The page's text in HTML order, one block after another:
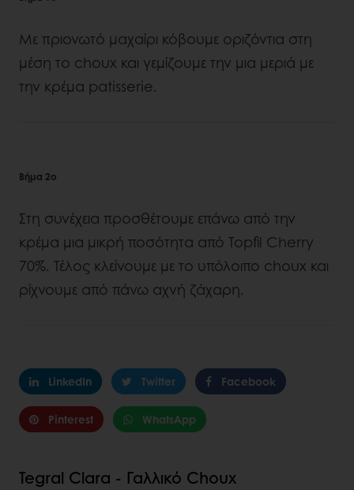
Με πριονωτό μαχαίρι κόβουμε οριζόντια στη
μέση το choux και γεμίζουμε την μια μεριά με
την κρέμα patisserie.
Βήμα 2ο
Στη συνέχεια προσθέτουμε επάνω από την
κρέμα μια μικρή ποσότητα από Topfil Cherry
70%. Τέλος κλείνουμε με το υπόλοιπο choux και
ρίχνουμε από πάνω αχνή ζάχαρη.
LinkedIn Twitter Facebook
Pinterest WhatsApp
Tegral Clara - Γαλλικό Choux